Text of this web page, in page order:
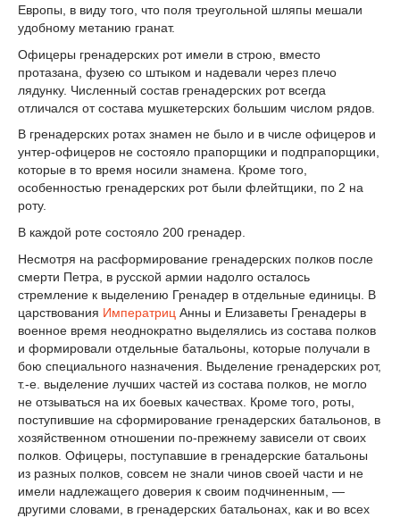
Европы, в виду того, что поля треугольной шляпы мешали
удобному метанию гранат.
Офицеры гренадерских рот имели в строю, вместо
протазана, фузею со штыком и надевали через плечо
лядунку. Численный состав гренадерских рот всегда
отличался от состава мушкетерских большим числом рядов.
В гренадерских ротах знамен не было и в числе офицеров и
унтер-офицеров не состояло прапорщики и подпрапорщики,
которые в то время носили знамена. Кроме того,
особенностью гренадерских рот были флейтщики, по 2 на
роту.
В каждой роте состояло 200 гренадер.
Несмотря на расформирование гренадерских полков после
смерти Петра, в русской армии надолго осталось
стремление к выделению Гренадер в отдельные единицы. В
царствования Императриц Анны и Елизаветы Гренадеры в
военное время неоднократно выделялись из состава полков
и формировали отдельные батальоны, которые получали в
бою специального назначения. Выделение гренадерских рот,
т.-е. выделение лучших частей из состава полков, не могло
не отзываться на их боевых качествах. Кроме того, роты,
поступившие на сформирование гренадерских батальонов, в
хозяйственном отношении по-прежнему зависели от своих
полков. Офицеры, поступавшие в гренадерские батальоны
из разных полков, совсем не знали чинов своей части и не
имели надлежащего доверия к своим подчиненным, —
другими словами, в гренадерских батальонах, как и во всех